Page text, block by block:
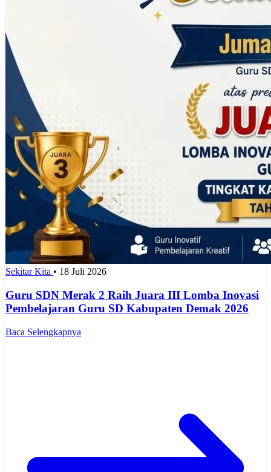
Sekitar Kita • 18 Juli 2026
Guru SDN Merak 2 Raih Juara III Lomba Inovasi
Pembelajaran Guru SD Kabupaten Demak 2026
Baca Selengkapnya